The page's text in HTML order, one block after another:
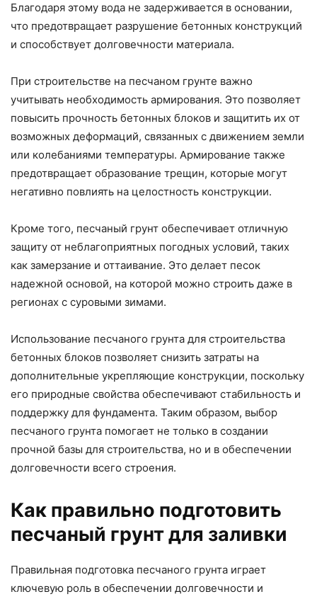
Благодаря этому вода не задерживается в основании,
что предотвращает разрушение бетонных конструкций
и способствует долговечности материала.
При строительстве на песчаном грунте важно
учитывать необходимость армирования. Это позволяет
повысить прочность бетонных блоков и защитить их от
возможных деформаций, связанных с движением земли
или колебаниями температуры. Армирование также
предотвращает образование трещин, которые могут
негативно повлиять на целостность конструкции.
Кроме того, песчаный грунт обеспечивает отличную
защиту от неблагоприятных погодных условий, таких
как замерзание и оттаивание. Это делает песок
надежной основой, на которой можно строить даже в
регионах с суровыми зимами.
Использование песчаного грунта для строительства
бетонных блоков позволяет снизить затраты на
дополнительные укрепляющие конструкции, поскольку
его природные свойства обеспечивают стабильность и
поддержку для фундамента. Таким образом, выбор
песчаного грунта помогает не только в создании
прочной базы для строительства, но и в обеспечении
долговечности всего строения.
Как правильно подготовить
песчаный грунт для заливки
Правильная подготовка песчаного грунта играет
ключевую роль в обеспечении долговечности и